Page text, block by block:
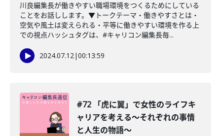
川良編集長が働きやすい職場環境をつくるためにしている
ことをお話しします。▼トークテーマ・働きやすさとは・
空気や風土は変えられる・平等に働きやすい環境を作る上
での視点ハッシュタグは、#キャリコン編集長毎...
2024.07.12|00:13:59
#72 「虎に翼」で女性のライフキ
ャリアを考える〜それぞれの事情
と人生の物語〜